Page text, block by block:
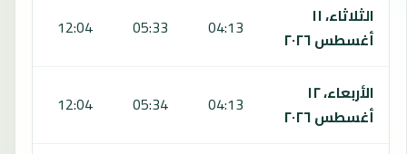
الثلاثاء، ١١
أغسطس ٢٠٢٦
04:13
05:33
12:04
الأربعاء، ١٢
أغسطس ٢٠٢٦
04:13
05:34
12:04